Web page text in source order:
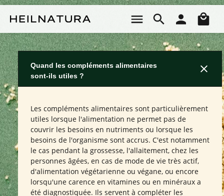
Quand les compléments alimentaires
sont-ils utiles ?
Les compléments alimentaires sont particulièrement
utiles lorsque l'alimentation ne permet pas de
couvrir les besoins en nutriments ou lorsque les
besoins de l'organisme sont accrus. C'est notamment
le cas pendant la grossesse, l'allaitement, chez les
personnes âgées, en cas de mode de vie très actif,
d'alimentation végétarienne ou végane, ou encore
lorsqu'une carence en vitamines ou en minéraux a
été diagnostiquée. Ils servent à compléter les